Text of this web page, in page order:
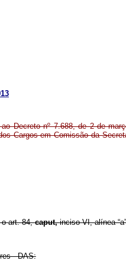
Decreto nº 7.688, de 2 de
Cargos em Comissão da
o art. 84,caput,inciso VI, alínea
- DAS: